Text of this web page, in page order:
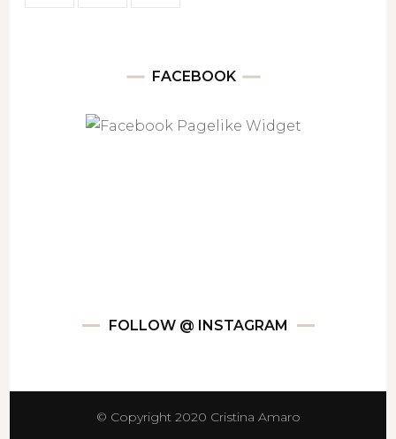
FACEBOOK
FOLLOW @ INSTAGRAM
© Copyright 2020 Cristina Amaro